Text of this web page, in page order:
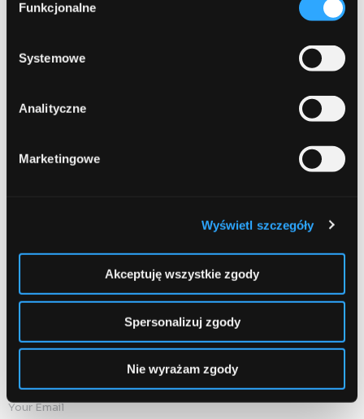
formy korzystania z plików cookies. Więcej:
Polityka
zgody
Funkcjonalne
Systemowe
Analityczne
Marketingowe
Wyświetl szczegóły
Akceptuję wszystkie zgody
Spersonalizuj zgody
Nie wyrażam zgody
Leave a comment
Comment Required
Required